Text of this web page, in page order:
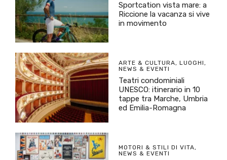
Sportcation vista mare: a
Riccione la vacanza si vive
in movimento
ARTE & CULTURA, LUOGHI,
NEWS & EVENTI
Teatri condominiali
UNESCO: itinerario in 10
tappe tra Marche, Umbria
ed Emilia-Romagna
MOTORI & STILI DI VITA,
NEWS & EVENTI